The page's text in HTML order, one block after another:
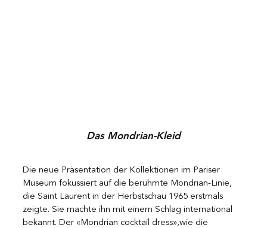
Das Mondrian-Kleid
Die neue Präsentation der Kollektionen im Pariser
Museum fokussiert auf die berühmte Mondrian-Linie,
die Saint Laurent in der Herbstschau 1965 erstmals
zeigte. Sie machte ihn mit einem Schlag international
bekannt. Der «Mondrian cocktail dress»,wie die